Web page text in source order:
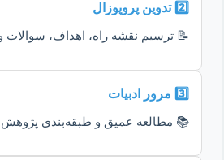
2️⃣ تدوین پروپوزال
📝 ترسیم نقشه راه، اهداف،
3️⃣ مرور ادبیات
📚 مطالعه عمیق و طبقه‌بندی